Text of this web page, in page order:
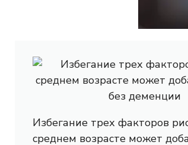
Избегание трех факторов
среднем возрасте может